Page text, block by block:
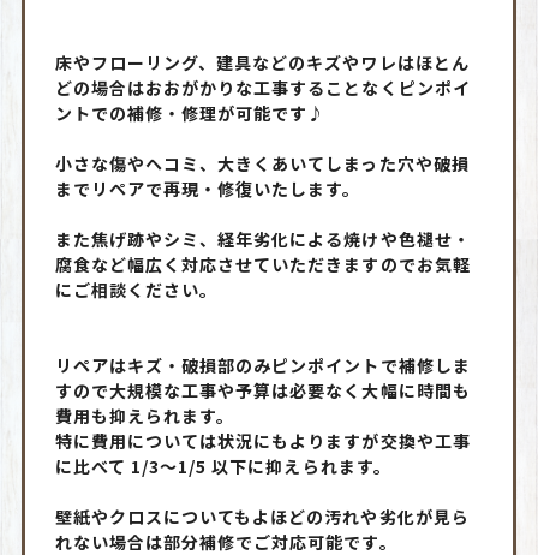
床やフローリング、建具などのキズやワレはほとん
どの場合はおおがかりな工事することなくピンポイ
ントでの補修・修理が可能です♪
小さな傷やヘコミ、大きくあいてしまった穴や破損
までリペアで再現・修復いたします。
また焦げ跡やシミ、経年劣化による焼けや色褪せ・
腐食など幅広く対応させていただきますのでお気軽
にご相談ください。
リペアはキズ・破損部のみピンポイントで補修しま
すので大規模な工事や予算は必要なく大幅に時間も
費用も抑えられます。
特に費用については状況にもよりますが交換や工事
に比べて 1/3～1/5 以下に抑えられます。
壁紙やクロスについてもよほどの汚れや劣化が見ら
れない場合は部分補修でご対応可能です。